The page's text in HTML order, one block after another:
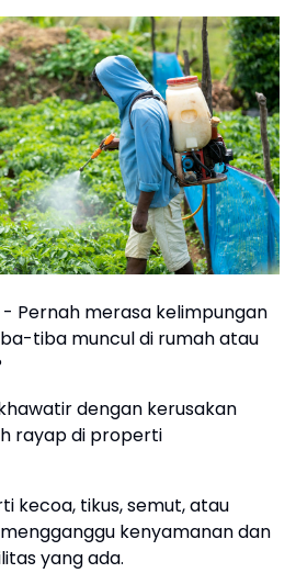
- Pernah merasa kelimpungan
tiba muncul di rumah atau
dengan kerusakan
rayap di properti
kecoa, tikus, semut, atau
kenyamanan dan
yang ada.